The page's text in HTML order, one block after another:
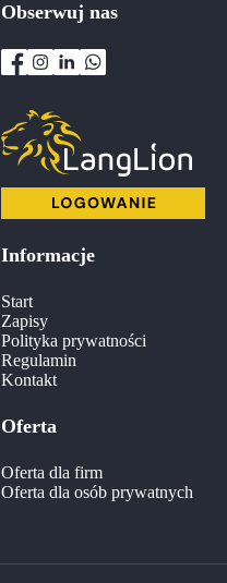
Informacje
Start
Zapisy
Polityka prywatności
Regulamin
Kontakt
Oferta
Oferta dla firm
Oferta dla osób prywatnych
Obserwuj nas